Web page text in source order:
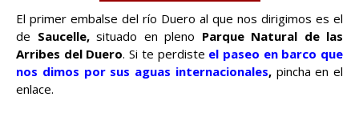
El primer embalse del río Duero al que nos dirigimos es el
de Saucelle,situado en pleno Parque Natural de las
Arribes del Duero. Si te perdiste el paseo en barco que
nos dimos por sus aguas internacionales, pincha en el
enlace.